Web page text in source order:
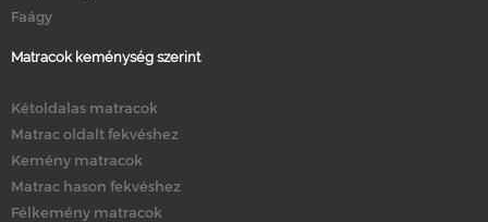
Faágy
Matracok keménység szerint
Kétoldalas matracok
Matrac oldalt fekvéshez
Kemény matracok
Matrac hason fekvéshez
Félkemény matracok